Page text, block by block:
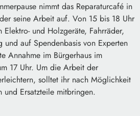
nimmt das Reparaturcafé in
seine Arbeit auf. Von 15 bis 18 Uhr
Elektro- und Holzgeräte, Fahrräder,
und auf Spendenbasis von Experten
Annahme im Bürgerhaus im
17 Uhr. Um die Arbeit der
solltet ihr nach Möglichkeit
und Ersatzteile mitbringen.